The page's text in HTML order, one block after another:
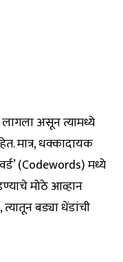
लागला असून त्यामध्ये
मात्र, धक्कादायक
(Codewords) मध्ये
मोठे आव्हान
बड्या धेंडांची